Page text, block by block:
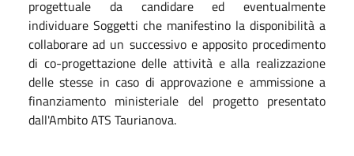
progettuale da candidare ed eventualmente
individuare Soggetti che manifestino la disponibilità a
collaborare ad un successivo e apposito procedimento
di co-progettazione delle attività e alla realizzazione
delle stesse in caso di approvazione e ammissione a
finanziamento ministeriale del progetto presentato
dall'Ambito ATS Taurianova.